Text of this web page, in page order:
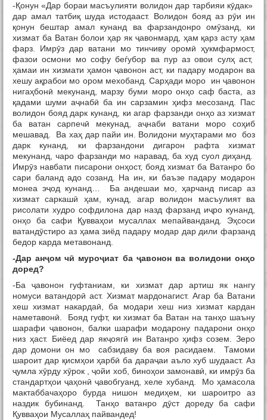
-Қонун «Дар бораи масъулияти волидон дар тарбияи кӯдак»
дар амал татбиқ шуда истодааст. Волидон бояд аз рӯи ин
қонун бештар амал кунанд ва фарзандонро омӯзанд, ки
хизмат ба Ватан болои ҳар як ҷавонмард, ҳам қарз асту ҳам
фарз. Имрӯз дар ватани мо тинчиву оромӣ ҳукмфармост,
фазои осмони мо софу беѓубор ва пур аз овои сулҳ аст,
ҳамаи ин хизмати ҳамон ҷавонон аст, ки падару модарон ва
хешу ақрабои мо ором мехобанд. Сарҳади моро ин ҷавонон
нигаҳбонӣ мекунанд, марзу буми моро онҳо саф баста, аз
қадами шуми аҷнабӣ ба ин сарзамин ҳифз месозанд. Пас
волидон бояд дарк кунанд, ки агар фарзанди онҳо аз хизмат
ба ватан сарпечӣ мекунад, аҷнаби ватани моро соҳиб
мешавад. Ва хаҳ дар пайи ин. Волидони муҳтарами мо боз
дарк кунанд, ки фарзандони дигарон рафта хизмат
мекунанд, чаро фарзанди мо наравад, ба худ суол диҳанд.
Имрӯз навбати писарони онҳост, бояд хизмат ба Ватанро бо
сари баланд адо созанд. На ин, ки баъзе падару модарон
монеа эҷод кунанд… Ба андешаи мо, ҳарчанд писар аз
хизмат саркашӣ ҳам, кунад, агар волидон масъулият ва
рисолати худро софдилона дар назд фарзанд иҷро кунанд,
онҳо ба сафи Қувваҳои мусаллах мепайванданд. Эҳсоси
ватандӯстиро аз ҳама зиёд падару модар дар дили фарзанд
бедор карда метавонанд.
-Дар анҷом чӣ муроҷиат ба ҷавонон ва волидони онҳо
доред?
-Ба ҷавонон гуфтаниам, ки хизмат дар артиш як нангу
номуси ватандорӣ аст. Хизмат мардонагист. Агар ба Ватани
хеш хизмат накардаӣ, ба модари хеш низ хизмат кардан
наметавонӣ. Бояд гуфт, ки хизмат ба Ватан на танҳо шаъну
шарафи ҷавонон, балки шарафи модарону падарони онҳо
низ ҳаст. Биёед дар якҷоягӣ ин Ватанро ҳифз созем. Зеро
дар домони он мо сабзидаву ба воя расидаем. Тамоми
шароит дар қисмҳои ҳарбӣ ба дараҷаи аъло хуб шудааст. Аз
ҷумла хӯрду хӯрок , ҷойи хоб, биноҳои замонавӣ, ки имрӯз ба
стандартҳои ҷаҳонӣ ҷавобгуанд, хеле хубанд. Мо ҳамасола
мактаббачаҳоро бурда нишон медиҳем, ки шароитро аз
наздик бубинанд. Танҳо ватанро дӯст дореду ба сафи
Қувваҳои Мусаллаҳ пайвандед!